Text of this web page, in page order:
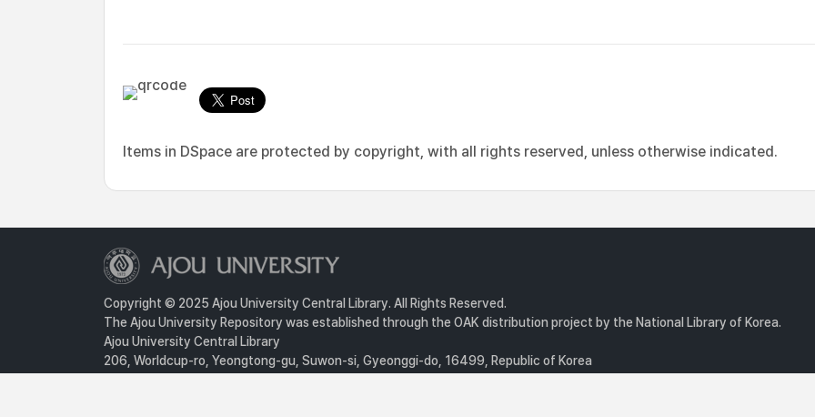
Items in DSpace are protected by copyright, with all rights reserved, unless otherwise indicated.
Copyright © 2025 Ajou University Central Library. All Rights Reserved.
The Ajou University Repository was established through the OAK distribution project by the National Library of Korea.
Ajou University Central Library
206, Worldcup-ro, Yeongtong-gu, Suwon-si, Gyeonggi-do, 16499, Republic of Korea